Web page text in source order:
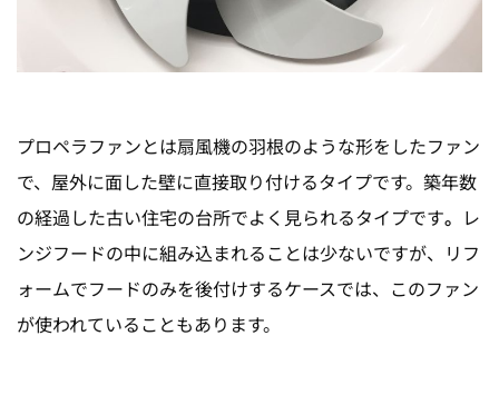
プロペラファンとは扇風機の羽根のような形をしたファン
で、屋外に面した壁に直接取り付けるタイプです。 築年数
の経過した古い住宅の台所でよく見られるタイプです。 レ
ンジフードの中に組み込まれることは少ないですが、リフ
ォームでフードのみを後付けするケースでは、このファン
が使われていることもあります。